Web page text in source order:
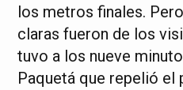
los metros finales.
claras fueron de los
tuvo a los nueve
Paquetá que repelió el